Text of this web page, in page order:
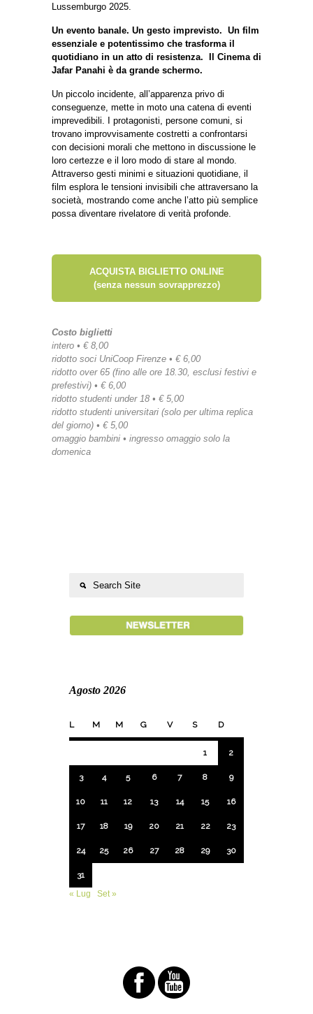
Lussemburgo 2025.
Un evento banale. Un gesto imprevisto. Un film
essenziale e potentissimo che trasforma il
quotidiano in un atto di resistenza. Il Cinema di
Jafar Panahi è da grande schermo.
Un piccolo incidente, all’apparenza privo di
conseguenze, mette in moto una catena di eventi
imprevedibili. I protagonisti, persone comuni, si
trovano improvvisamente costretti a confrontarsi
con decisioni morali che mettono in discussione le
loro certezze e il loro modo di stare al mondo.
Attraverso gesti minimi e situazioni quotidiane, il
film esplora le tensioni invisibili che attraversano la
società, mostrando come anche l’atto più semplice
possa diventare rivelatore di verità profonde.
ACQUISTA BIGLIETTO ONLINE
(senza nessun sovrapprezzo)
Costo biglietti
intero • € 8,00
ridotto soci UniCoop Firenze • € 6,00
ridotto over 65 (fino alle ore 18.30, esclusi festivi e
prefestivi) • € 6,00
ridotto studenti under 18 • € 5,00
ridotto studenti universitari (solo per ultima replica
del giorno) • € 5,00
omaggio bambini • ingresso omaggio solo la
domenica
Agosto 2026
L M M G V S D
1 2
3 4 5 6 7 8 9
10 11 12 13 14 15 16
17 18 19 20 21 22 23
24 25 26 27 28 29 30
31
« Lug
Set »